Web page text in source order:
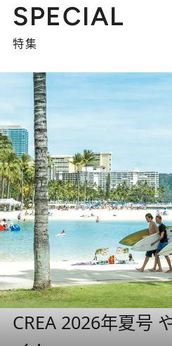
SPECIAL
特集
CREA 2026年夏号